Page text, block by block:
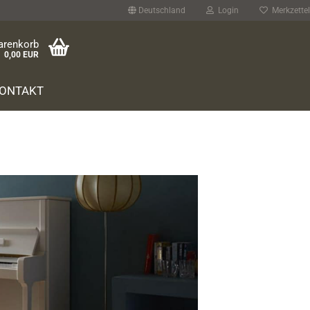
Deutschland Login Merkzettel
0,00 EUR